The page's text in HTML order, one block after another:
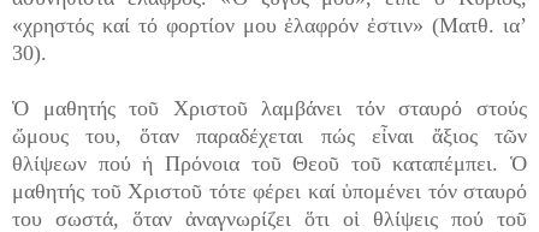
«χρηστός καί τό φορτίον μου ἐλαφρόν ἐστιν» (Ματθ. ια’
30).
Ὁ μαθητής τοῦ Χριστοῦ λαμβάνει τόν σταυρό στούς
ὤμους του, ὅταν παραδέχεται πώς εἶναι ἄξιος τῶν
θλίψεων πού ἡ Πρόνοια τοῦ Θεοῦ τοῦ καταπέμπει. Ὁ
μαθητής τοῦ Χριστοῦ τότε φέρει καί ὑπομένει τόν σταυρό
του σωστά, ὅταν ἀναγνωρίζει ὅτι οἱ θλίψεις πού τοῦ